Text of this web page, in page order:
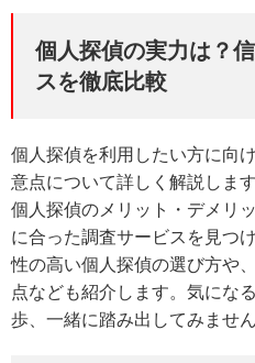
個人探偵の実力は？
スを徹底比較
個人探偵を利用したい方に向
意点について詳しく解説しま
個人探偵のメリット・デメリ
に合った調査サービスを見つ
性の高い個人探偵の選び方や
点なども紹介します。気にな
歩、一緒に踏み出してみませ